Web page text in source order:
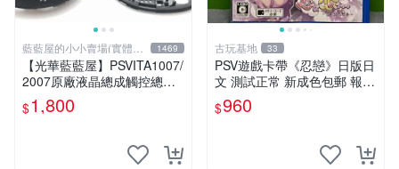
藍藍屋的小小賣場(實體店
面)
1469
【光華藍藍屋】PSVITA1007/
2007原廠液晶總成觸控總成
代客更換液晶破裂觸控不良不
能顯示通通幫您修到好~
$1,800
古玩基地 33
PSV遊戲卡帶《忍戀》日版日
文 測試正常 新成色包郵 報價
嚴選 忍戀 PSV 日版 測試 正
常運行
$960